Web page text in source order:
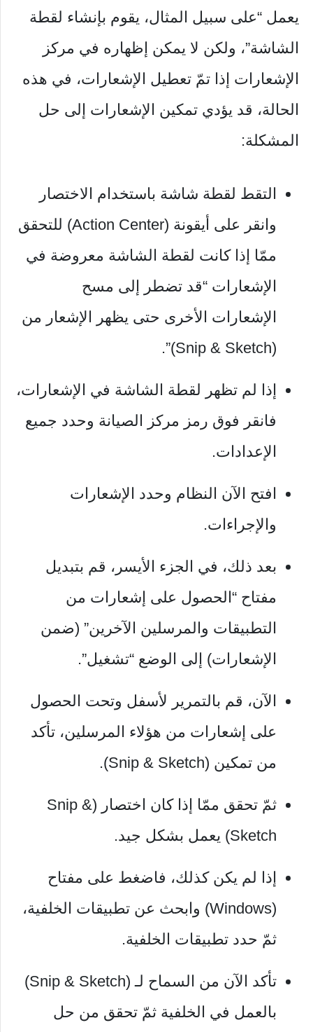
يعمل “على سبيل المثال، يقوم بإنشاء لقطة
الشاشة”، ولكن لا يمكن إظهاره في مركز
الإشعارات إذا تمّ تعطيل الإشعارات، في هذه
الحالة، قد يؤدي تمكين الإشعارات إلى حل
المشكلة:
التقط لقطة شاشة باستخدام الاختصار
وانقر على أيقونة (Action Center) للتحقق
ممّا إذا كانت لقطة الشاشة معروضة في
الإشعارات “قد تضطر إلى مسح
الإشعارات الأخرى حتى يظهر الإشعار من
(Snip & Sketch)”.
إذا لم تظهر لقطة الشاشة في الإشعارات،
فانقر فوق رمز مركز الصيانة وحدد جميع
الإعدادات.
افتح الآن النظام وحدد الإشعارات
والإجراءات.
بعد ذلك، في الجزء الأيسر، قم بتبديل
مفتاح “الحصول على إشعارات من
التطبيقات والمرسلين الآخرين” (ضمن
الإشعارات) إلى الوضع “تشغيل”.
الآن، قم بالتمرير لأسفل وتحت الحصول
على إشعارات من هؤلاء المرسلين، تأكد
من تمكين (Snip & Sketch).
ثمّ تحقق ممّا إذا كان اختصار (Snip &
Sketch) يعمل بشكل جيد.
إذا لم يكن كذلك، فاضغط على مفتاح
(Windows) وابحث عن تطبيقات الخلفية،
ثمّ حدد تطبيقات الخلفية.
تأكد الآن من السماح لـ (Snip & Sketch)
بالعمل في الخلفية ثمّ تحقق من حل